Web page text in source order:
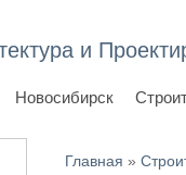
и
Новосибирск
Вы здесь
Главная »